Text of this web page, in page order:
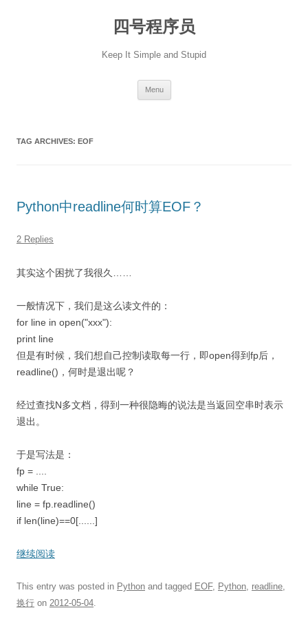
四号程序员
Keep It Simple and Stupid
Menu
TAG ARCHIVES: EOF
Python中readline何时算EOF？
2 Replies
其实这个困扰了我很久……
一般情况下，我们是这么读文件的：
for line in open("xxx"):
print line
但是有时候，我们想自己控制读取每一行，即open得到fp后，
readline()，何时是退出呢？
经过查找N多文档，得到一种很隐晦的说法是当返回空串时表示
退出。
于是写法是：
fp = ....
while True:
line = fp.readline()
if len(line)==0[......]
继续阅读
This entry was posted in Python and tagged EOF, Python, readline,
换行 on 2012-05-04.